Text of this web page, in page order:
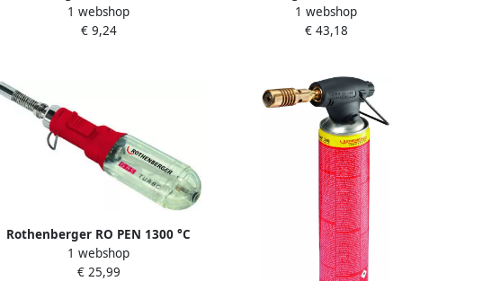
120ml 1000000242
1 webshop
€ 9,24
22 mm Brander 1800°C
ROT035501
1 webshop
€ 43,18
Rothenberger RO PEN 1300 °C
ROT035115
1 webshop
€ 25,99